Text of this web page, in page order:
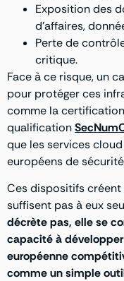
Exposition des
d’affaires,
Perte de
critique.
Face à ce risque, un
pour protéger ces
comme la
qualification
que les services
européens de
Ces dispositifs
suffisent pas à eux
décrète pas, elle se
capacité à
européenne
comme un simple